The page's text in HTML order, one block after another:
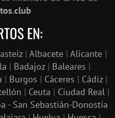
EN:
| Albacete| Alicante|
| Badajoz| Baleares |
| Burgos | Cáceres | Cádiz|
| Ceuta | Ciudad Real|
- San Sebastián-Donostia